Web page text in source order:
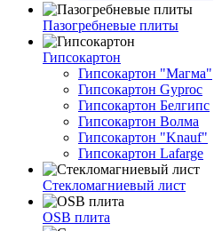
Пазогребневые плиты
Гипсокартон
Гипсокартон "Магма"
Гипсокартон Gyproc
Гипсокартон Белгипс
Гипсокартон Волма
Гипсокартон "Knauf"
Гипсокартон Lafarge
Стекломагниевый лист
OSB плита